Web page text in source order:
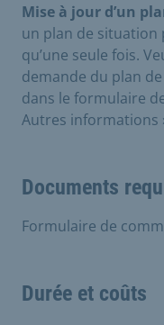
Mise à jour d’un
un plan de situation
qu’une seule fois.
demande du plan
dans le formulaire
Autres informations
Documents
Formulaire de
Durée et coûts